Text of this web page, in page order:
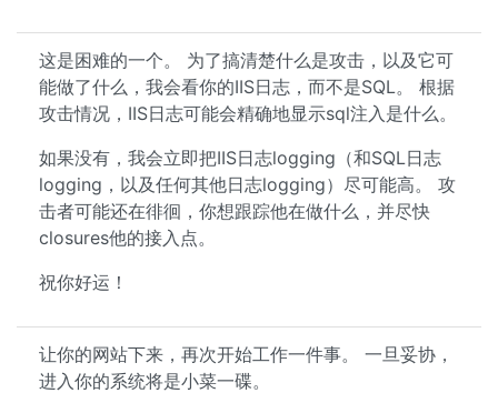
这是困难的一个。 为了搞清楚什么是攻击，以及它可
能做了什么，我会看你的IIS日志，而不是SQL。 根据
攻击情况，IIS日志可能会精确地显示sql注入是什么。
如果没有，我会立即把IIS日志logging（和SQL日志
logging，以及任何其他日志logging）尽可能高。 攻
击者可能还在徘徊，你想跟踪他在做什么，并尽快
closures他的接入点。
祝你好运！
让你的网站下来，再次开始工作一件事。 一旦妥协，
进入你的系统将是小菜一碟。